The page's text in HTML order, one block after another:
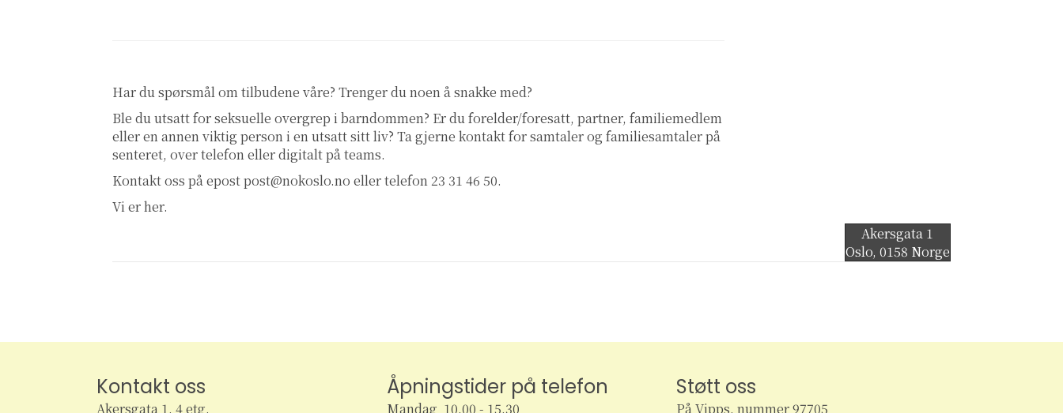
Har du spørsmål om tilbudene våre? Trenger du noen å snakke med?
Ble du utsatt for seksuelle overgrep i barndommen? Er du forelder/foresatt, partner, familiemedlem
eller en annen viktig person i en utsatt sitt liv? Ta gjerne kontakt for samtaler og familiesamtaler på
senteret, over telefon eller digitalt på teams.
Kontakt oss på epostpost@nokoslo.no eller telefon 23 31 46 50.
Vi er her.
Akersgata 1
Oslo, 0158 Norge
Kontakt oss
Akersgata 1, 4 etg.
Åpningstider på telefon
Mandag 10.00 - 15.30
Støtt oss
På Vipps, nummer 97705